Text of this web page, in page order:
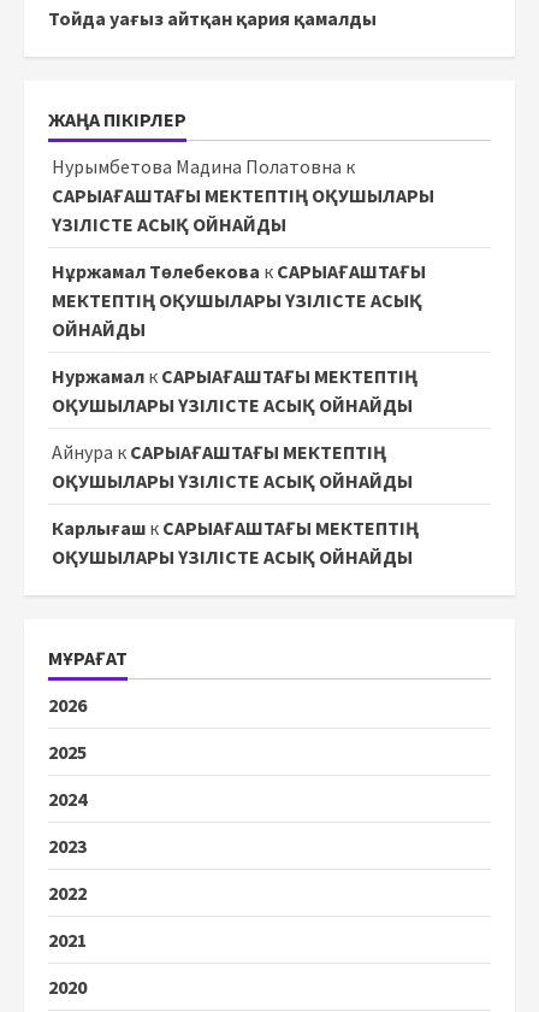
Тойда уағыз айтқан қария қамалды
ЖАҢА ПІКІРЛЕР
Нурымбетова Мадина Полатовна к
САРЫАҒАШТАҒЫ МЕКТЕПТІҢ ОҚУШЫЛАРЫ
ҮЗІЛІСТЕ АСЫҚ ОЙНАЙДЫ
Нұржамал Төлебекова к САРЫАҒАШТАҒЫ
МЕКТЕПТІҢ ОҚУШЫЛАРЫ ҮЗІЛІСТЕ АСЫҚ
ОЙНАЙДЫ
Нуржамал к САРЫАҒАШТАҒЫ МЕКТЕПТІҢ
ОҚУШЫЛАРЫ ҮЗІЛІСТЕ АСЫҚ ОЙНАЙДЫ
Айнура к САРЫАҒАШТАҒЫ МЕКТЕПТІҢ
ОҚУШЫЛАРЫ ҮЗІЛІСТЕ АСЫҚ ОЙНАЙДЫ
Карлығаш к САРЫАҒАШТАҒЫ МЕКТЕПТІҢ
ОҚУШЫЛАРЫ ҮЗІЛІСТЕ АСЫҚ ОЙНАЙДЫ
МҰРАҒАТ
2026
2025
2024
2023
2022
2021
2020